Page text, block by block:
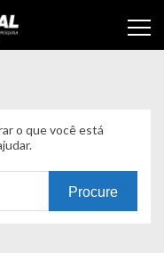
o que você está